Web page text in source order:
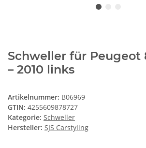
Schweller für Peugeot
– 2010 links
Artikelnummer: B06969
GTIN: 4255609878727
Kategorie: Schweller
Hersteller: SJS Carstyling